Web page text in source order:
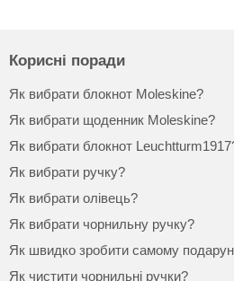
Корисні поради
Як вибрати блокнот Moleskine?
Як вибрати щоденник Moleskine?
Як вибрати блокнот
Як вибрати ручку?
Як вибрати олівець?
Як вибрати чорнильну ручку?
Як швидко зробити самому
Як чистити чорнильні ручки?